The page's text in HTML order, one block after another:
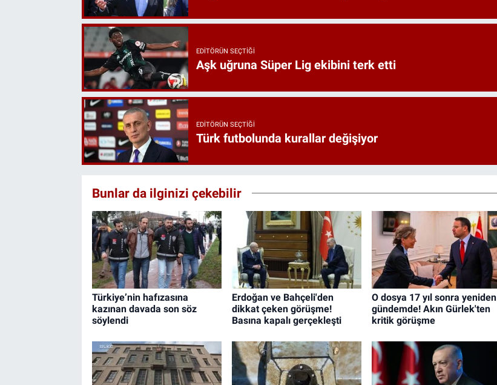
EDITÖRÜN SEÇTIĞI
Aşk uğruna Süper Lig ekibini terk etti
EDITÖRÜN SEÇTIĞI
Türk futbolunda kurallar değişiyor
Bunlar da ilginizi çekebilir
Türkiye’nin hafızasına
kazınan davada son söz
söylendi
Erdoğan ve Bahçeli'den
dikkat çeken görüşme!
Basına kapalı gerçekleşti
O dosya 17 yıl sonra yeniden
gündemde! Akın Gürlek'ten
kritik görüşme